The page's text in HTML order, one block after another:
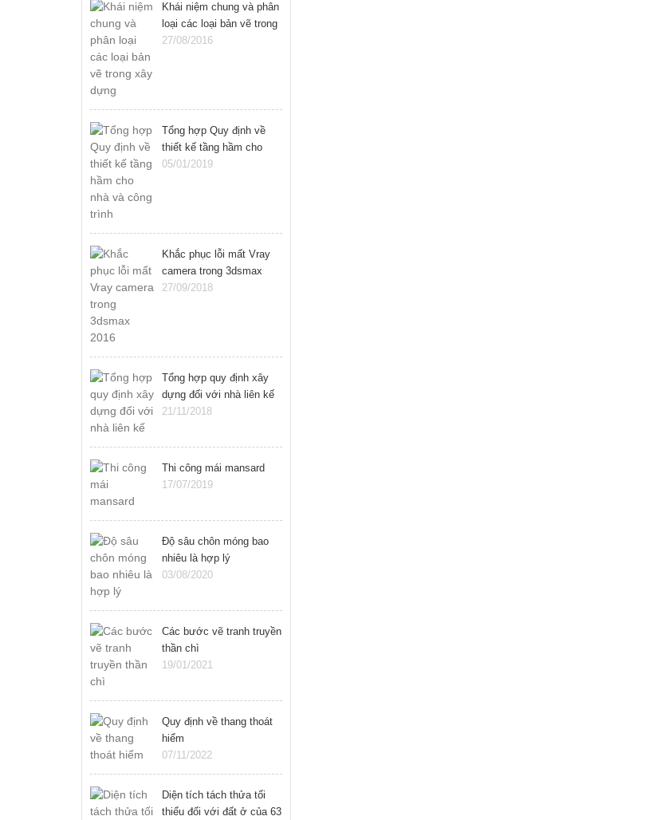
Khái niệm chung và phân
loại các loại bản vẽ trong
xây dựng
27/08/2016
Tổng hợp Quy định về
thiết kế tầng hầm cho
nhà và công trình
05/01/2019
Khắc phục lỗi mất Vray
camera trong 3dsmax
2016
27/09/2018
Tổng hợp quy định xây
dựng đối với nhà liên kế
21/11/2018
Thi công mái mansard
17/07/2019
Độ sâu chôn móng bao
nhiêu là hợp lý
03/08/2020
Các bước vẽ tranh truyền
thần chì
19/01/2021
Quy định về thang thoát
hiểm
07/11/2022
Diện tích tách thửa tối
thiểu đối với đất ở của 63